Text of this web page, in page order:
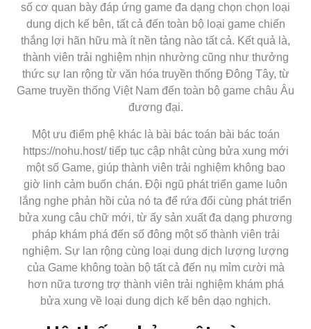
số cơ quan bày đáp ứng game đa dạng chọn chọn loại
dung dịch kế bên, tất cả đến toàn bộ loại game chiến
thắng lợi hãn hữu mà ít nền tảng nào tất cả. Kết quả là,
thành viên trải nghiệm nhịn nhường cũng như thưởng
thức sự lan rộng từ văn hóa truyền thống Đông Tây, từ
Game truyền thống Việt Nam đến toàn bộ game châu Âu
đương đại.
Một ưu điểm phệ khác là bài bác toán bài bác toán
https://nohu.host/ tiếp tục cập nhật cùng bửa xung mới
một số Game, giúp thành viên trải nghiệm không bao
giờ linh cảm buốn chán. Đội ngũ phát triển game luôn
lắng nghe phản hồi của nó ta để rứa đổi cùng phát triển
bửa xung câu chữ mới, từ ấy sản xuất đa dạng phương
pháp khám phá đến số đông một số thành viên trải
nghiệm. Sự lan rộng cùng loại dung dịch lượng lượng
của Game không toàn bộ tất cả đến nụ mỉm cười mà
hơn nữa tương trợ thành viên trải nghiệm khám phá
bửa xung về loại dung dịch kế bên dạo nghịch.